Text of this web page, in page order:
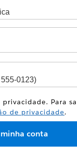
Para
de privacidade.